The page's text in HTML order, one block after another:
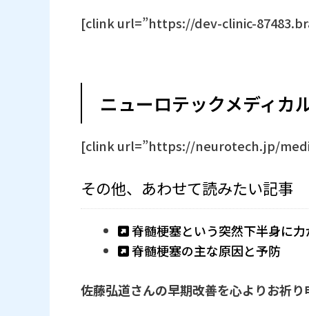
[clink url=”https://dev-clinic-
ニューロテックメディカ
[clink url=”https://neurotech.jp/
その他、あわせて読みたい記事
脊髄梗塞という突然下半身に
脊髄梗塞の主な原因と予防
佐藤弘道さんの早期改善を心よりお祈り